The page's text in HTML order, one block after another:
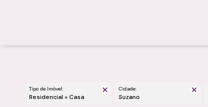
Tipo de Imóvel:
Residencial » Casa
Cidade:
Suzano